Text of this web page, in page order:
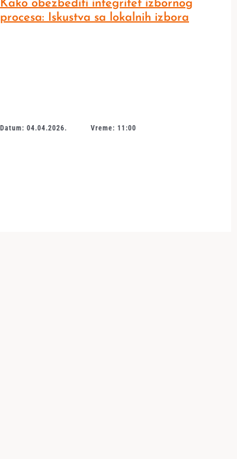
Kako obezbediti integritet izbornog
procesa: Iskustva sa lokalnih izbora
Datum: 04.04.2026. Vreme: 11:00